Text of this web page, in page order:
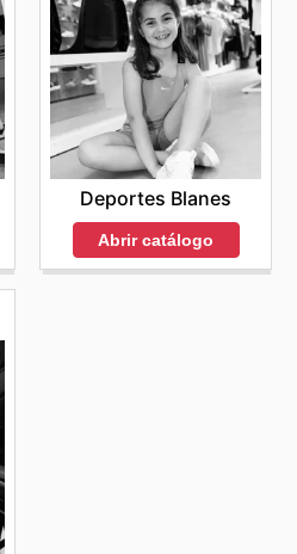
Deportes Blanes
Abrir catálogo